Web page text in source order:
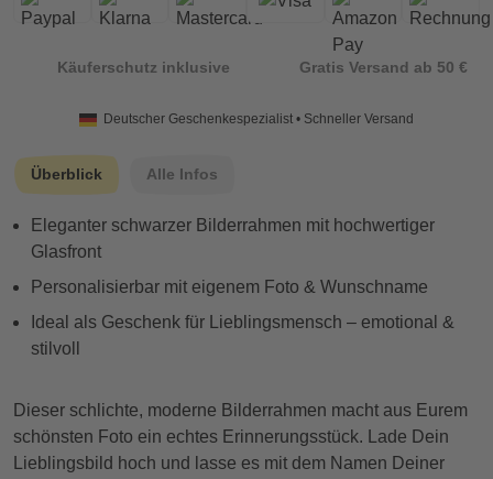
Käuferschutz inklusive Gratis Versand ab 50 €
Deutscher Geschenkespezialist • Schneller Versand
Überblick Alle Infos
Eleganter schwarzer Bilderrahmen mit hochwertiger
Glasfront
Personalisierbar mit eigenem Foto & Wunschname
Ideal als Geschenk für Lieblingsmensch – emotional &
stilvoll
Dieser schlichte, moderne Bilderrahmen macht aus Eurem
schönsten Foto ein echtes Erinnerungsstück. Lade Dein
Lieblingsbild hoch und lasse es mit dem Namen Deiner